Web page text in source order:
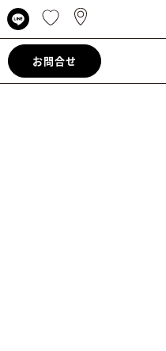
お問合せ